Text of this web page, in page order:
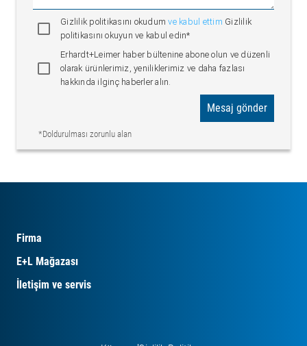
Gizlilik politikasını okudumve kabul ettim Gizlilik
politikasını okuyun ve kabul edin*
Erhardt+Leimer haber bültenine abone olun ve düzenli
olarak ürünlerimiz, yeniliklerimiz ve daha fazlası
hakkında ilginç haberler alın.
*Doldurulması zorunlu alan
Mesaj gönder
Firma
E+L Mağazası
İletişim ve servis